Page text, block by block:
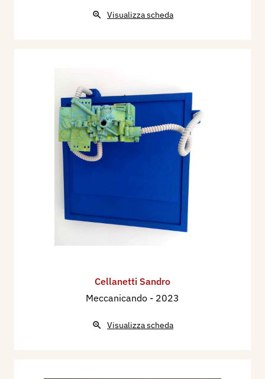
Visualizza scheda
Cellanetti Sandro
Meccanicando - 2023
Visualizza scheda